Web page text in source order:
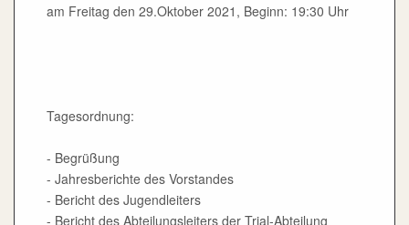
am Freitag den 29.Oktober 2021, Beginn: 19:30 Uhr
Tagesordnung:
- Begrüßung
- Jahresberichte des Vorstandes
- Bericht des Jugendleiters
- Bericht des Abteilungsleiters der Trial-Abteilung